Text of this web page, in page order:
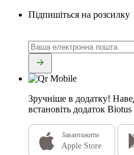
Підпишіться на розсилку
Зручніше в додатку!
встановіть додаток Biotus
Завантажити
Apple Store